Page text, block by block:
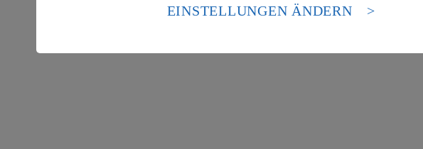
Risiko eines Zugriffs durch US-amerikanische Behörden.
EINSTELLUNGEN ÄNDERN